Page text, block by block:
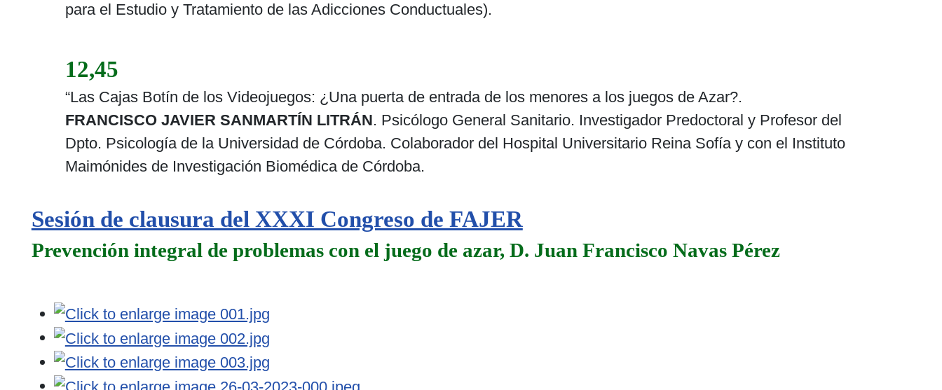
para el Estudio y Tratamiento de las Adicciones Conductuales).
12,45
“Las Cajas Botín de los Videojuegos: ¿Una puerta de entrada de los menores a los juegos de Azar?.
FRANCISCO JAVIER SANMARTÍN LITRÁN. Psicólogo General Sanitario. Investigador Predoctoral y Profesor del
Dpto. Psicología de la Universidad de Córdoba. Colaborador del Hospital Universitario Reina Sofía y con el Instituto
Maimónides de Investigación Biomédica de Córdoba.
Sesión de clausura del XXXI Congreso de FAJER
Prevención integral de problemas con el juego de azar, D. Juan Francisco Navas Pérez